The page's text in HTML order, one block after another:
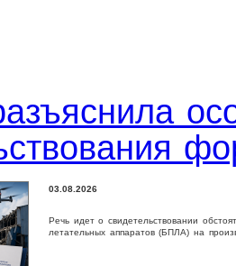
03.08.2026
Речь идет о свидетельствовании
летательных аппаратов (БПЛА) на